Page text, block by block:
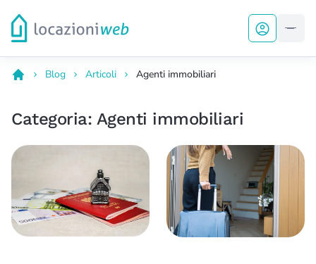
Home page LocazioniWeb
Blog Articoli Agenti immobiliari
Categoria: Agenti immobiliari